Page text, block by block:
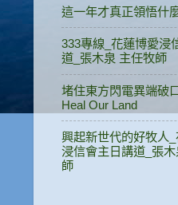
這一年才真正領悟什
333專線_花蓮博愛浸
道_張木泉 主任牧師
堵住東方閃電異端破
Heal Our Land
興起新世代的好牧人
浸信會主日講道_張
師